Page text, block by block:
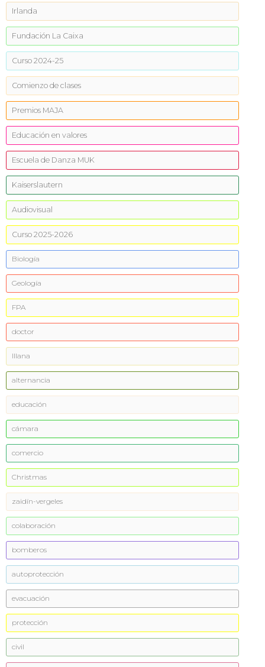
Irlanda
Fundación La Caixa
Curso 2024-25
Comienzo de clases
Premios MAJA
Educación en valores
Escuela de Danza MUK
Kaiserslautern
Audiovisual
Curso 2025-2026
Biología
Geología
FPA
doctor
Illana
alternancia
educación
cámara
comercio
Christmas
zaidín-vergeles
colaboración
bomberos
autoprotección
evacuación
protección
civil